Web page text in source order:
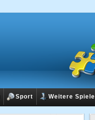
Sport Weitere Spiele